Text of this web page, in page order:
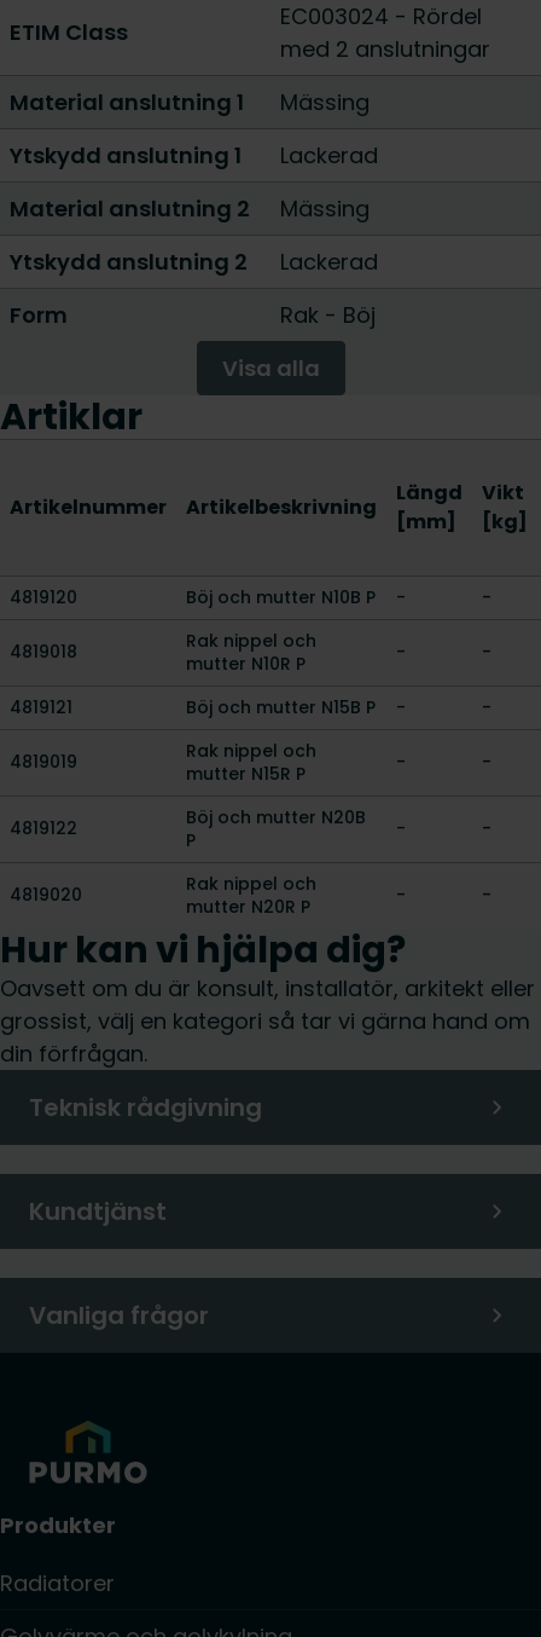
ETIM Class
EC003024 - Rördel
med 2 anslutningar
Material anslutning 1
Mässing
Ytskydd anslutning 1
Lackerad
Material anslutning 2
Mässing
Ytskydd anslutning 2
Lackerad
Form
Rak - Böj
Visa alla
Artiklar
Artikelnummer Artikelbeskrivning
Längd
[mm]
Vikt
[kg]
4819120 Böj och mutter N10B P - -
4819018
Rak nippel och
mutter N10R P
- -
4819121 Böj och mutter N15B P - -
4819019
Rak nippel och
mutter N15R P
- -
4819122
Böj och mutter N20B
P
- -
4819020
Rak nippel och
mutter N20R P
- -
Hur kan vi hjälpa dig?
Oavsett om du är konsult, installatör, arkitekt eller
grossist, välj en kategori så tar vi gärna hand om
din förfrågan.
Teknisk rådgivning
Kundtjänst
Vanliga frågor
Produkter
Radiatorer